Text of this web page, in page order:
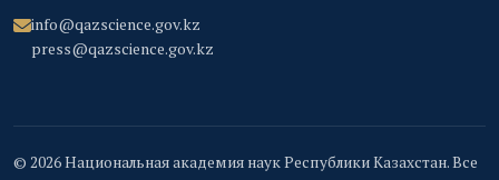
info@qazscience.gov.kz
press@qazscience.gov.kz
© 2026 Национальная академия наук Республики Казахстан. Все